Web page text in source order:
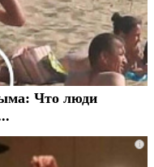
Что люди
i